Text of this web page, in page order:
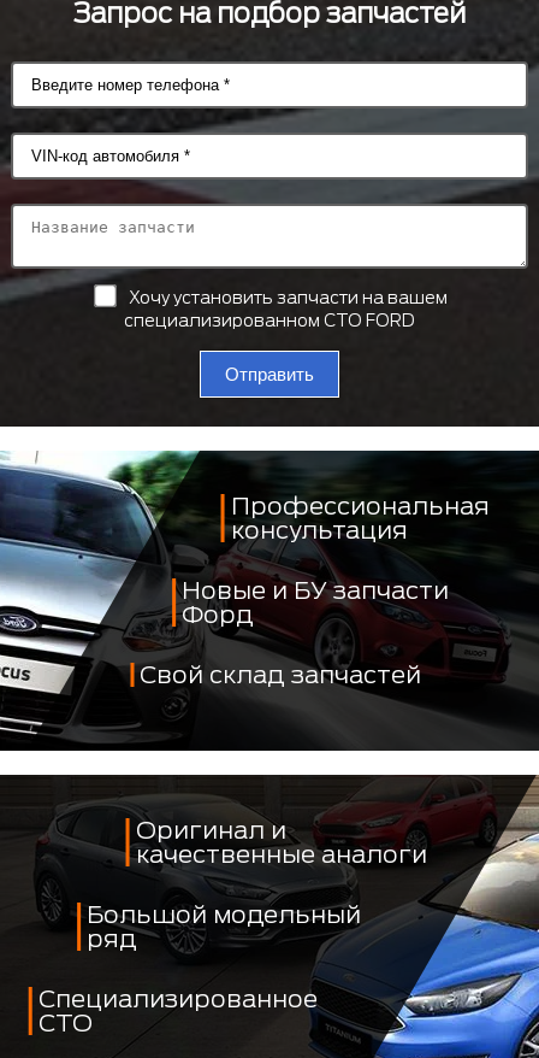
Запрос на подбор запчастей
Хочу установить запчасти на вашем
специализированном СТО FORD
Отправить
Профессиональная
консультация
Новые и БУ запчасти
Форд
Свой склад запчастей
Оригинал и
качественные аналоги
Большой модельный
ряд
Специализированное
СТО